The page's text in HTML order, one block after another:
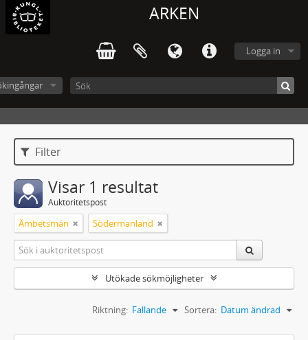
ARKEN
Logga in
Filter
Visar 1 resultat
Auktoritetspost
Ämbetsmän Södermanland
Utökade sökmöjligheter
Sortera: Datum ändrad
Riktning: Fallande